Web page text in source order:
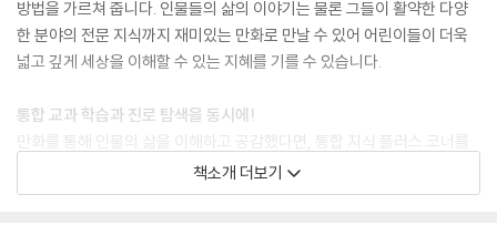
방법을 가르쳐 줍니다. 인물들의 삶의 이야기는 물론 그들이 활약한 다양
한 분야의 전문 지식까지 재미있는 만화로 만날 수 있어 어린이들이 더욱
넓고 깊게 세상을 이해할 수 있는 지혜를 기를 수 있습니다.
통합 교과 학습과 진로 탐색을 동시에!
만화를 통해 인물의 삶을 이해하고 공감했다면, 통합 지식 플러스 코너를
통해서는 다양한 배경지식과 시사 상식, 교과 지식을 얻을 수 있습니다. 아
인슈타인의 이야기를 통해 제2차 세계 대전의 과정과 결과를 알 수 있고,
책소개 더보기